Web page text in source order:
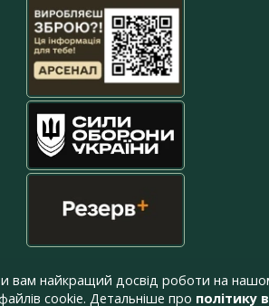
найкращий досвід роботи на
cookie. Детальніше про політику